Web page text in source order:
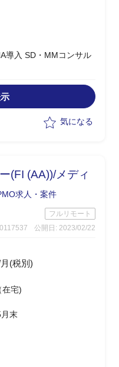
導入 SD・MMコンサル
るオフショア開発支援
テンプレートをUS/ASIA-
気になる
(FI (AA))/メディ
求人・案件
フルリモート
公開日: 2023/02/22
(税別)
在宅)
末